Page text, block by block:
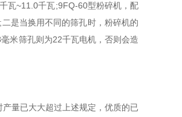
瓦~11.0千瓦;9FQ-60型粉碎机，配
是当换用不同的筛孔时，粉碎机的
米筛孔则为22千瓦电机，否则会造
量已大大超过上述规定，优质的已